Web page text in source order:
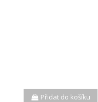
Přidat do košíku